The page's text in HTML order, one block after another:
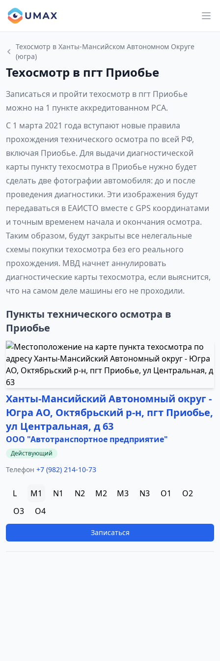
Техосмотр в Ханты-Мансийском Автономном Округе
(югра)
Техосмотр в пгт Приобье
Записаться и пройти техосмотр в пгт Приобье
можно на 1 пункте аккредитованном РСА.
С 1 марта 2021 года вступают новые правила
прохождения технического осмотра по всей РФ,
включая Приобье. Для выдачи диагностической
карты пункту техосмотра в Приобье нужно будет
сделать две фотографии автомобиля: до и после
проведения диагностики. Эти изображения будут
передаваться в ЕАИСТО вместе с GPS координатами
и точным временем начала и окончания осмотра.
Таким образом, будут закрыты все нелегальные
схемы покупки техосмотра без его реального
прохождения. МВД начнет аннулировать
диагностические карты техосмотра, если выяснится,
что на самом деле машины его не проходили.
Пункты технического осмотра в
Приобье
Ханты-Мансийский Автономный округ -
Югра АО, Октябрьский р-н, пгт Приобье,
ул Центральная, д 63
ООО "Автотранспортное предприятие"
Действующий
Телефон +7 (982) 214-10-73
L M1 N1 N2 M2 M3 N3 O1
O2
O3
O4
Записаться